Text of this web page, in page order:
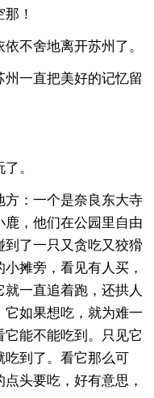
！
不舍地离开苏州了。
一直把美好的记忆留
。
：一个是奈良东大寺
，他们在公园里自由
到了一只又贪吃又狡猾
摊旁，看见有人买，
一直追着跑，还拱人
如果想吃，就为难一
能不能吃到。只见它
吃到了。看它那么可
头要吃，好有意思，